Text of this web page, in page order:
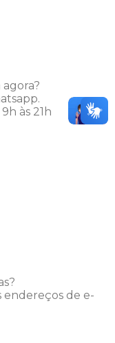
às 21h
endereços de e-